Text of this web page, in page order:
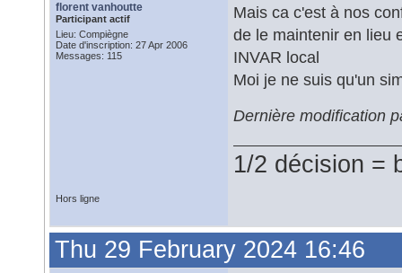
florent vanhoutte
Participant actif
Lieu: Compiègne
Date d'inscription: 27 Apr 2006
Messages: 115
Mais ca c'est à nos
de le maintenir en lieu
INVAR local
Moi je ne suis qu'un
Dernière modification
1/2 décision =
Hors ligne
Thu 29 February 2024 16:46